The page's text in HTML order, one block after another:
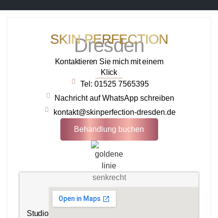
SKIN PERFECTION
Dresden
Kontaktieren Sie mich mit einem
Klick
Tel: 01525 7565395
Nachricht auf WhatsApp schreiben
kontakt@skinperfection-dresden.de
Behandlung buchen
Studio